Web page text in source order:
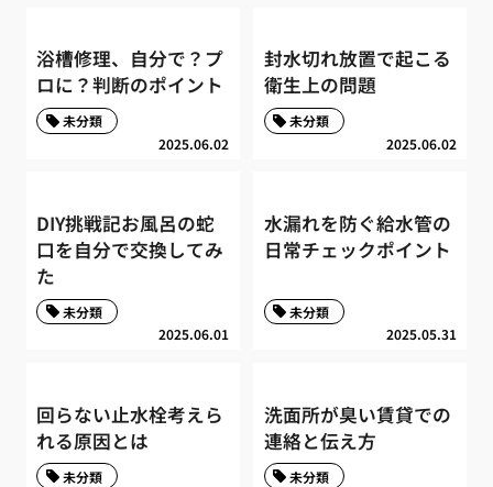
浴槽修理、自分で？プ
ロに？判断のポイント
2025.06.02
未分類
封水切れ放置で起こる
衛生上の問題
2025.06.02
未分類
DIY挑戦記お風呂の蛇
口を自分で交換してみ
た
2025.06.01
未分類
水漏れを防ぐ給水管の
日常チェックポイント
2025.05.31
未分類
回らない止水栓考えら
れる原因とは
未分類
洗面所が臭い賃貸での
連絡と伝え方
未分類